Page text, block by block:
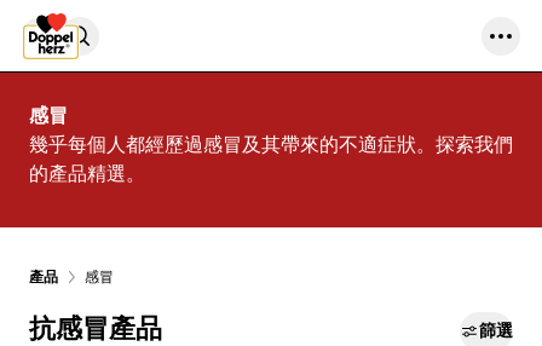
Skip to content
感冒
幾乎每個人都經歷過感冒及其帶來的不適症狀。探索我們
的產品精選。
產品 感冒
抗感冒產品 篩選